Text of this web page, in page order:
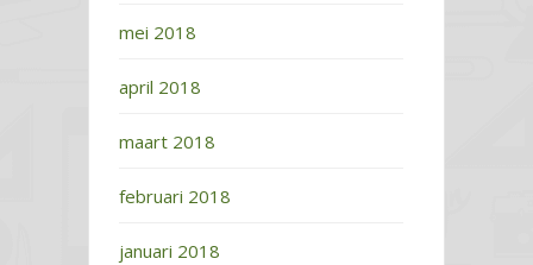
mei 2018
april 2018
maart 2018
februari 2018
januari 2018